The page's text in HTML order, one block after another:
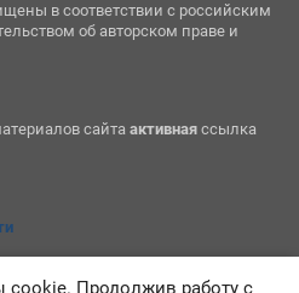
в соответствии с российским
об авторском праве и
сайтаактивнаяссылка
Продолжив работу с